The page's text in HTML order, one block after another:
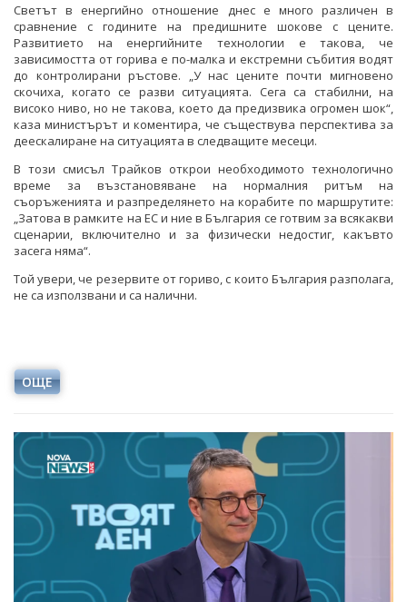
Светът в енергийно отношение днес е много различен в
сравнение с годините на предишните шокове с цените.
Развитието на енергийните технологии е такова, че
зависимостта от горива е по-малка и екстремни събития водят
до контролирани ръстове. „У нас цените почти мигновено
скочиха, когато се разви ситуацията. Сега са стабилни, на
високо ниво, но не такова, което да предизвика огромен шок“,
каза министърът и коментира, че съществува перспектива за
деескалиране на ситуацията в следващите месеци.
В този смисъл Трайков открои необходимото технологично
време за възстановяване на нормалния ритъм на
съоръженията и разпределянето на корабите по маршрутите:
„Затова в рамките на ЕС и ние в България се готвим за всякакви
сценарии, включително и за физически недостиг, какъвто
засега няма“.
Той увери, че резервите от гориво, с които България разполага,
не са използвани и са налични.
ОЩЕ